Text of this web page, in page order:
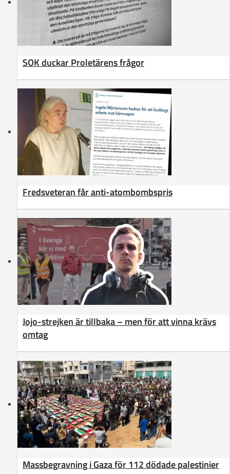
SOK duckar Proletärens frågor
Fredsveteran får anti-atombombspris
Jojo-strejken är tillbaka – men för att vinna krävs
omtag
Massbegravning i Gaza för 112 dödade palestinier